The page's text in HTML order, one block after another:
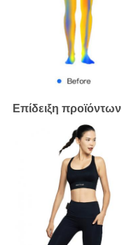
Επίδειξη προϊόντων